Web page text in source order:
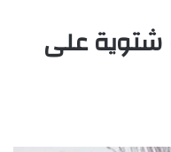
شتوية على